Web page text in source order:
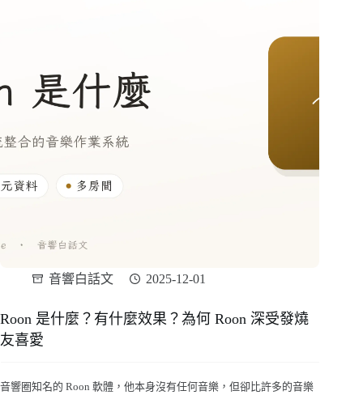
音響白話文 2025-12-01
Roon 是什麼？有什麼效果？為何 Roon 深受發燒
友喜愛
音響圈知名的 Roon 軟體，他本身沒有任何音樂，但卻比許多的音樂